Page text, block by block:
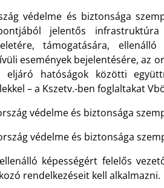
védelme és biztonsága
jelentős
támogatására,
események bejelentésére, az
eljáró hatóságok közötti
– a Kszetv.-ben foglaltakat
védelme és biztonsága
védelme és biztonsága
képességért felelős
rendelkezéseit kell alkalmazni.